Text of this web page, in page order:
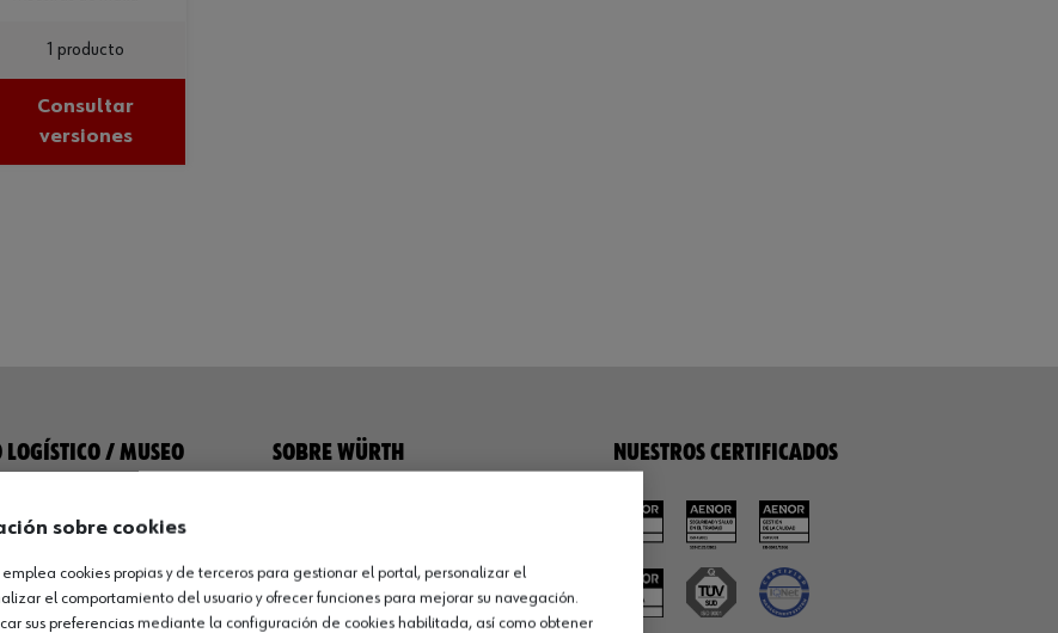
1 producto
Consultar
versiones
LOGÍSTICO / MUSEO
S.A
El (Agoncillo)
España
SOBRE WÜRTH
Ayuda
Compliance
NUESTROS CERTIFICADOS
sobre cookies
emplea cookies propias y de terceros para gestionar el portal, personalizar el
el comportamiento del usuario y ofrecer funciones para mejorar su navegación.
sus preferencias mediante la configuración de cookies habilitada, así como obtener